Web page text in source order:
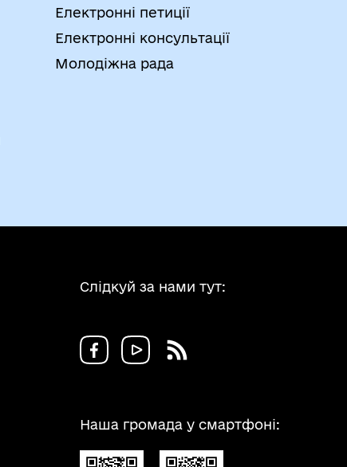
Електронні петиції
Електронні консультації
Молодіжна рада
Слідкуй за нами тут:
Наша громада у смартфоні: